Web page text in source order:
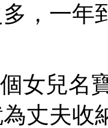
，一年
女兒名
丈夫收